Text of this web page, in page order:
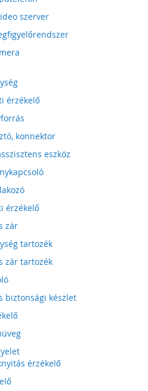
szerver
érzékelő
konnektor
eszköz
érzékelő
zár
tartozék
zár tartozék
biztonsági készlet
érzékelő